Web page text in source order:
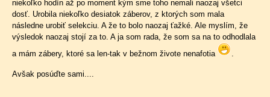
niekoľko hodín až po moment kým sme toho nemali naozaj všetci
dosť. Urobila niekoľko desiatok záberov, z ktorých som mala
následne urobiť selekciu. A že to bolo naozaj ťažké. Ale myslím, že
výsledok naozaj stojí za to. A ja som rada, že som sa na to odhodlala
a mám zábery, ktoré sa len-tak v bežnom živote nenafotia
.
Avšak posúďte sami....